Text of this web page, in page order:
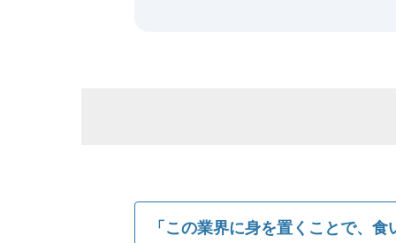
「この業界に身を置くことで、